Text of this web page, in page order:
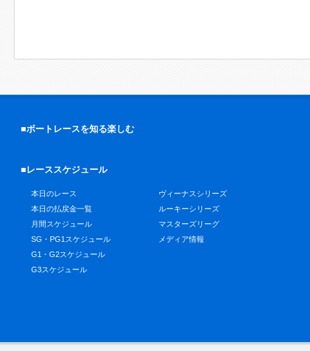
■ボートレースを知る楽しむ
■レーススケジュール
本日のレース
本日の払戻金一覧
月間スケジュール
SG・PG1スケジュール
G1・G2スケジュール
G3スケジュール
ヴィーナスシリーズ
ルーキーシリーズ
マスターズリーグ
メディア情報